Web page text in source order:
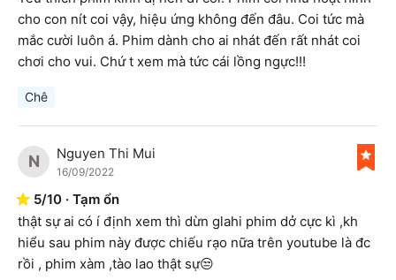
cho con nít coi vậy, hiệu ứng không đến đâu. Coi tức mà
mắc cười luôn á. Phim dành cho ai nhát đến rất nhát coi
chơi cho vui. Chứ t xem mà tức cái lồng ngực!!!
Chê
N Nguyen Thi Mui
16/09/2022
5/10 · Tạm ổn
thật sự ai có í định xem thì dừn glahi phim dở cực kì ,kh
hiểu sau phim này được chiếu rạo nữa trên youtube là đc
rồi , phim xàm ,tào lao thật sự😒